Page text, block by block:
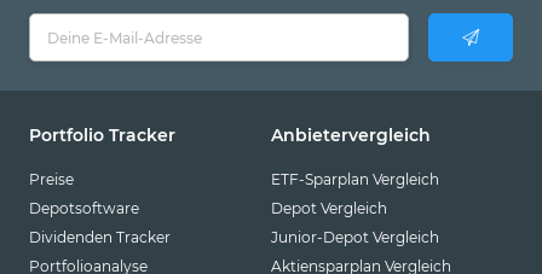
Portfolio Tracker
Preise
Depotsoftware
Dividenden Tracker
Portfolioanalyse
Anbietervergleich
ETF-Sparplan Vergleich
Depot Vergleich
Junior-Depot Vergleich
Aktiensparplan Vergleich